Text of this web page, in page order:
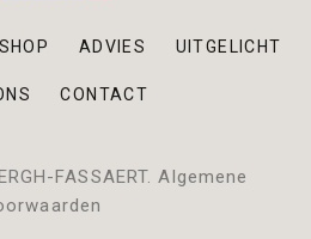
ADVIES UITGELICHT
CONTACT
FASSAERT.Algemene